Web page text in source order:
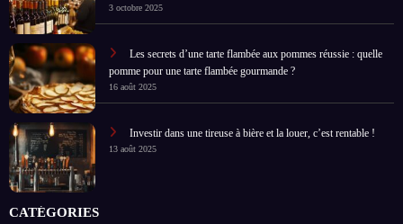
3 octobre 2025
Les secrets d’une tarte flambée aux pommes réussie : quelle
pomme pour une tarte flambée gourmande ?
16 août 2025
Investir dans une tireuse à bière et la louer, c’est rentable !
13 août 2025
CATÉGORIES